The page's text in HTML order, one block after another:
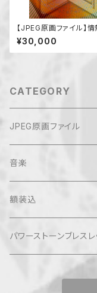
【JPEG原画ファイル】情
¥30,000
CATEGORY
JPEG原画ファイル
音楽
額装込
パワーストーンブレスレ